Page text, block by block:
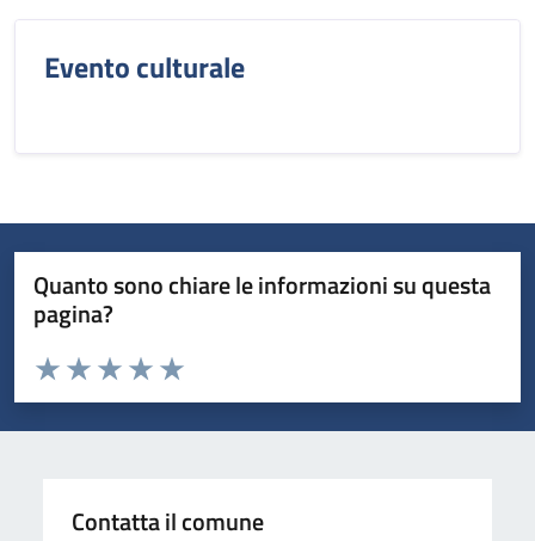
Evento culturale
Quanto sono chiare le informazioni su questa
pagina?
Valuta da 1 a 5 stelle la pagina
Valuta 5 stelle su 5
Valuta 4 stelle su 5
Valuta 3 stelle su 5
Valuta 2 stelle su 5
Valuta 1 stelle su 5
Contatta il comune